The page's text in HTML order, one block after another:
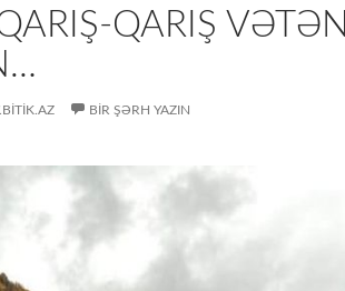
QARIŞ VƏTƏN
BIR ŞƏRH YAZIN